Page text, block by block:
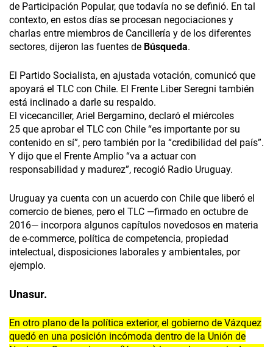
de Participación Popular, que todavía no se definió. En tal
contexto, en estos días se procesan negociaciones y
charlas entre miembros de Cancillería y de los diferentes
sectores, dijeron las fuentes de Búsqueda.
El Partido Socialista, en ajustada votación, comunicó que
apoyará el TLC con Chile. El Frente Liber Seregni también
está inclinado a darle su respaldo.
El vicecanciller, Ariel Bergamino, declaró el miércoles
25 que aprobar el TLC con Chile “es importante por su
contenido en sí”, pero también por la “credibilidad del país”.
Y dijo que el Frente Amplio “va a actuar con
responsabilidad y madurez”, recogió Radio Uruguay.
Uruguay ya cuenta con un acuerdo con Chile que liberó el
comercio de bienes, pero el TLC —firmado en octubre de
2016— incorpora algunos capítulos novedosos en materia
de e-commerce, política de competencia, propiedad
intelectual, disposiciones laborales y ambientales, por
ejemplo.
Unasur.
En otro plano de la política exterior, el gobierno de Vázquez
quedó en una posición incómoda dentro de la Unión de